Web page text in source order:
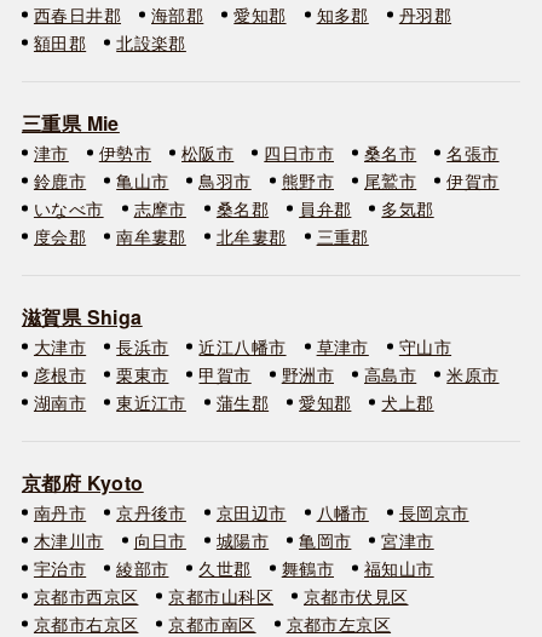
西春日井郡
海部郡 愛知郡 知多郡
丹羽郡
額田郡
北設楽郡
三重県 Mie
津市 伊勢市 松阪市 四日市市 桑名市
名張市
鈴鹿市
亀山市 鳥羽市 熊野市 尾鷲市
伊賀市
いなべ市
志摩市 桑名郡 員弁郡
多気郡
度会郡
南牟婁郡 北牟婁郡 三重郡
滋賀県 Shiga
大津市 長浜市 近江八幡市 草津市
守山市
彦根市
栗東市 甲賀市 野洲市 高島市
米原市
湖南市
東近江市 蒲生郡 愛知郡 犬上郡
京都府 Kyoto
南丹市 京丹後市 京田辺市 八幡市
長岡京市
木津川市
向日市 城陽市 亀岡市
宮津市
宇治市
綾部市 久世郡 舞鶴市
福知山市
京都市西京区
京都市山科区
京都市伏見区
京都市右京区
京都市南区
京都市左京区